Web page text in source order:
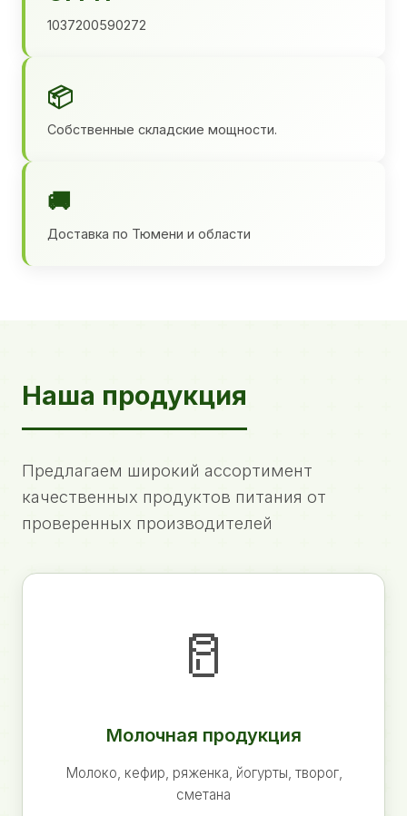
1037200590272
📦
Собственные складские мощности.
🚚
Доставка по Тюмени и области
Наша продукция
Предлагаем широкий ассортимент
качественных продуктов питания от
проверенных производителей
🥛
Молочная продукция
Молоко, кефир, ряженка, йогурты, творог,
сметана